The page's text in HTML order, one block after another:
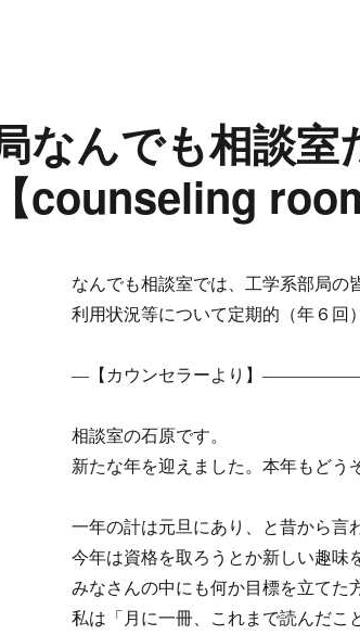
なんでも相談
counseling
なんでも相談室では、工学系部局の
利用状況等について定期的（年６回
―【カウンセラーより】
相談室の石原です。
新たな年を迎えました。本年もどう
一年の計は元旦にあり、と昔から言
今年は資格を取ろうとか新しい趣味
みなさんの中にも何か目標を立てた
私は「月に一冊、これまで読んだこ